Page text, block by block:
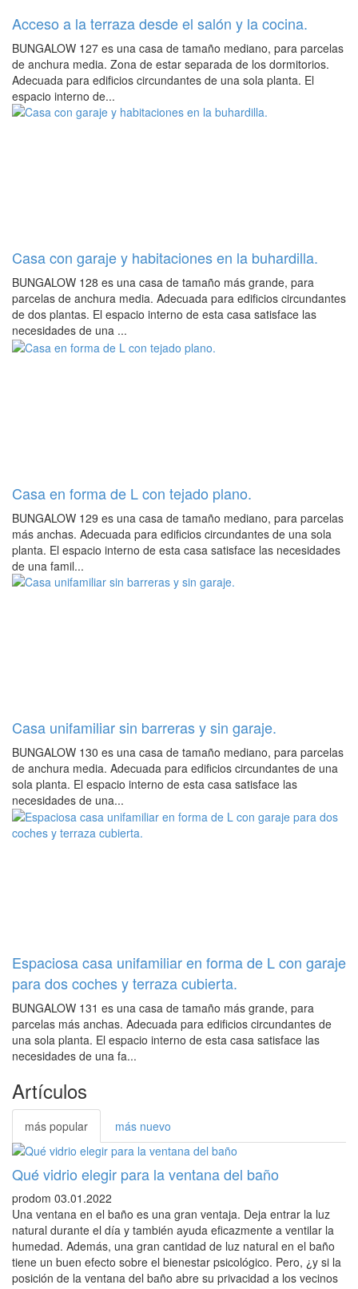
Acceso a la terraza desde el salón y la cocina.
BUNGALOW 127 es una casa de tamaño mediano, para parcelas
de anchura media. Zona de estar separada de los dormitorios.
Adecuada para edificios circundantes de una sola planta. El
espacio interno de...
Casa con garaje y habitaciones en la buhardilla.
BUNGALOW 128 es una casa de tamaño más grande, para
parcelas de anchura media. Adecuada para edificios circundantes
de dos plantas. El espacio interno de esta casa satisface las
necesidades de una ...
Casa en forma de L con tejado plano.
BUNGALOW 129 es una casa de tamaño mediano, para parcelas
más anchas. Adecuada para edificios circundantes de una sola
planta. El espacio interno de esta casa satisface las necesidades
de una famil...
Casa unifamiliar sin barreras y sin garaje.
BUNGALOW 130 es una casa de tamaño mediano, para parcelas
de anchura media. Adecuada para edificios circundantes de una
sola planta. El espacio interno de esta casa satisface las
necesidades de una...
Espaciosa casa unifamiliar en forma de L con garaje
para dos coches y terraza cubierta.
BUNGALOW 131 es una casa de tamaño más grande, para
parcelas más anchas. Adecuada para edificios circundantes de
una sola planta. El espacio interno de esta casa satisface las
necesidades de una fa...
Artículos
más popular más nuevo
Qué vidrio elegir para la ventana del baño
prodom 03.01.2022
Una ventana en el baño es una gran ventaja. Deja entrar la luz
natural durante el día y también ayuda eficazmente a ventilar la
humedad. Además, una gran cantidad de luz natural en el baño
tiene un buen efecto sobre el bienestar psicológico. Pero, ¿y si la
posición de la ventana del baño abre su privacidad a los vecinos